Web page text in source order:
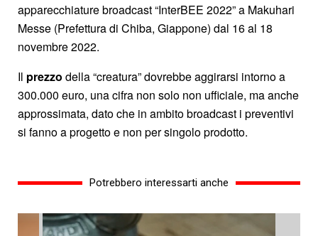
apparecchiature broadcast “InterBEE 2022” a Makuhari
Messe (Prefettura di Chiba, Giappone) dal 16 al 18
novembre 2022.
Il prezzo della “creatura” dovrebbe aggirarsi intorno a
300.000 euro, una cifra non solo non ufficiale, ma anche
approssimata, dato che in ambito broadcast i preventivi
si fanno a progetto e non per singolo prodotto.
Potrebbero interessarti anche